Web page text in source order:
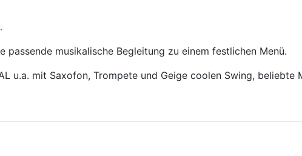
passende musikalische Begleitung zu einem festlichen Menü.
u.a. mit Saxofon, Trompete und Geige coolen Swing,